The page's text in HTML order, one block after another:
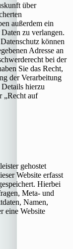
über
außerdem ein
zu verlangen.
können
Adresse an
bei der
Sie das Recht,
der Verarbeitung
hierzu
„Recht auf
gehostet
Website erfasst
Hierbei
Meta- und
Namen,
eine Website